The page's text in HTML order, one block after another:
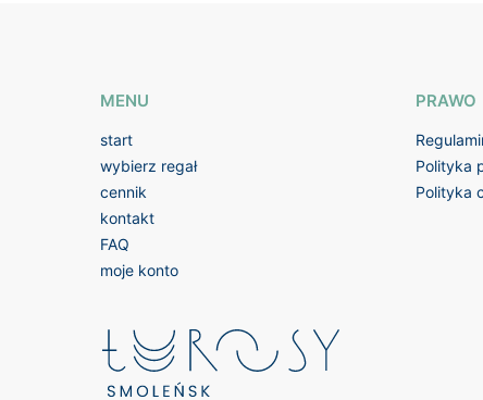
MENU
start
wybierz regał
cennik
kontakt
FAQ
moje konto
PRAWO
Polityka
Polityka